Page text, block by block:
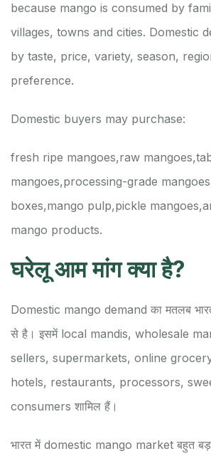
because mango is consumed by
villages, towns and cities. Domestic
by taste, price, variety, season,
preference.
Domestic buyers may purchase:
fresh ripe mangoes,raw mangoes,
mangoes,processing-grade
boxes,mango pulp,pickle mangoes,
mango products.
घरेलू आम मांग क्या है?
Domestic mango demand का मतलब
से है। इसमें local mandis, wholesale
sellers, supermarkets, online
hotels, restaurants, processors,
consumers शामिल हैं।
भारत में domestic mango market बहुत